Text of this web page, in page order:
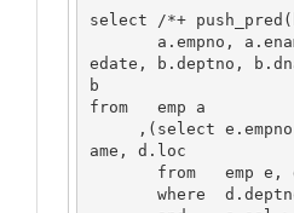
select /*+
edate, b.deptno,
b
from   emp a
ame, d.loc